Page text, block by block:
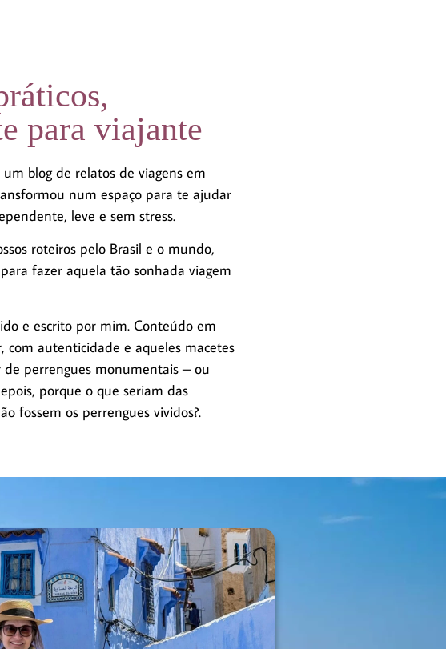
para viajante
blog de relatos de viagens em
num espaço para te ajudar
leve e sem stress.
roteiros pelo Brasil e o mundo,
fazer aquela tão sonhada viagem
e escrito por mim. Conteúdo em
com autenticidade e aqueles macetes
de perrengues monumentais – ou
porque o que seriam das
fossem os perrengues vividos?.